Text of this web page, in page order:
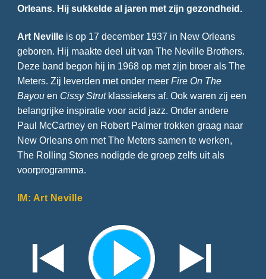
Orleans. Hij sukkelde al jaren met zijn gezondheid.
Art Nevilleis op 17 december 1937 in New Orleans
geboren. Hij maakte deel uit van The Neville Brothers.
Deze band begon hij in 1968 op met zijn broer als The
Meters. Zij leverden met onder meer Fire On The
Bayou en Cissy Strutklassiekers af. Ook waren zij een
belangrijke inspiratie voor acid jazz. Onder andere
Paul McCartney en Robert Palmer trokken graag naar
New Orleans om met The Meters samen te werken,
The Rolling Stones nodigde de groep zelfs uit als
voorprogramma.
IM: Art Neville